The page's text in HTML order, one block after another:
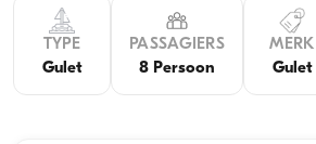
TYPE
Gulet
PASSAGIERS
8 Persoon
MERK
Gulet